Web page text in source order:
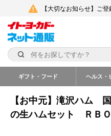
【大切なお知らせ】ご
ギフト・フード ヘルス・
【お中元】滝沢ハム
の生ハムセット ＲＢ